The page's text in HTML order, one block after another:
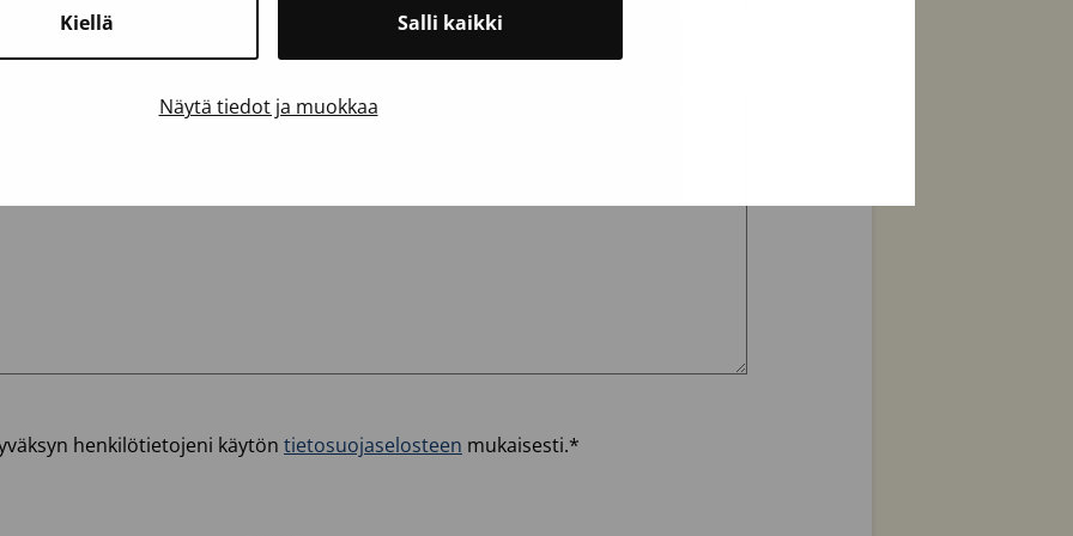
Kiellä Salli kaikki
Näytä tiedot ja muokkaa
henkilötietojeni käytön tietosuojaselosteen mukaisesti.*